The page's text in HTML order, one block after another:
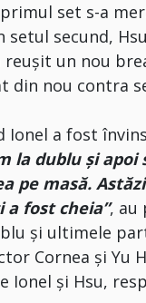
set s-a
secund,
reuşit un nou
din nou contra
a fost
la dublu și apoi
pe masă.
fost cheia”, au
şi ultimele
Cornea şi Yu
Ionel şi Hsu,